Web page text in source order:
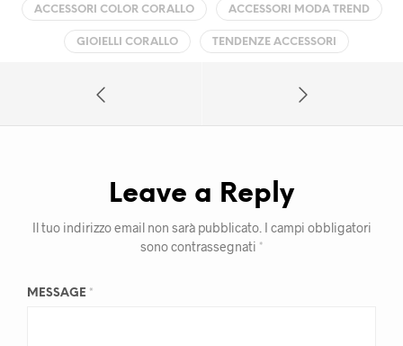
ACCESSORI COLOR CORALLO ACCESSORI MODA TREND
GIOIELLI CORALLO TENDENZE ACCESSORI
Leave a Reply
Il tuo indirizzo email non sarà pubblicato. I campi obbligatori
sono contrassegnati *
MESSAGE *